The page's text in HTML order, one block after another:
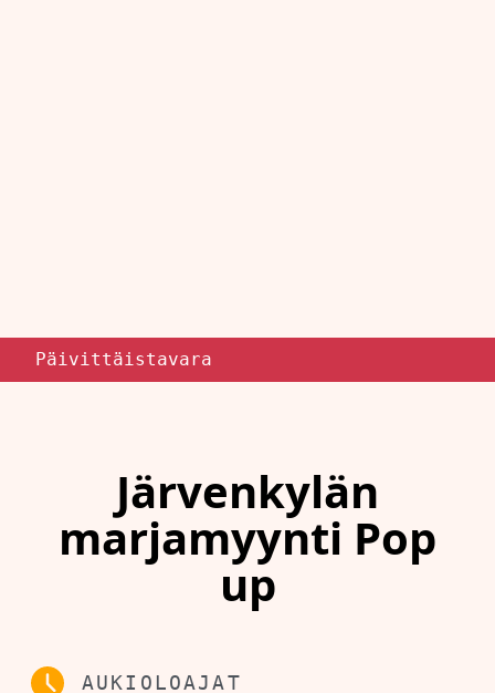
Päivittäistavara
Järvenkylän
marjamyynti Pop
up
AUKIOLOAJAT